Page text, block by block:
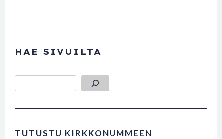
HAE SIVUILTA
TUTUSTU KIRKKONUMMEEN